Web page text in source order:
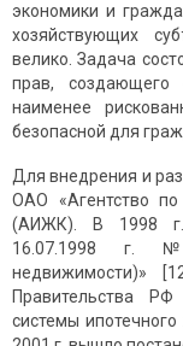
экономики и
хозяйствующих
велико. Задача
прав, создающего
наименее
безопасной для
Для внедрения и
ОАО «Агентство
(АИЖК). В 1998 г.
16.07.1998 г.
недвижимости)»
Правительства
системы